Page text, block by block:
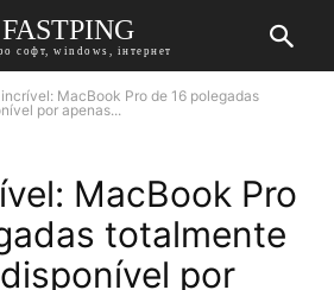
FASTPING
софт, windows, інтернет
MacBook Pro de 16 polegadas
por apenas...
MacBook Pro
totalmente
por